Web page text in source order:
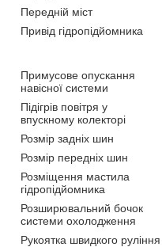
Передній міст
Привід гідропідйомника
Примусове опускання
навісної системи
Підігрів повітря у
впускному колекторі
Розмір задніх шин
Розмір передніх шин
Розміщення мастила
гідропідйомника
Розширювальний бочок
системи охолодження
Рукоятка швидкого руління